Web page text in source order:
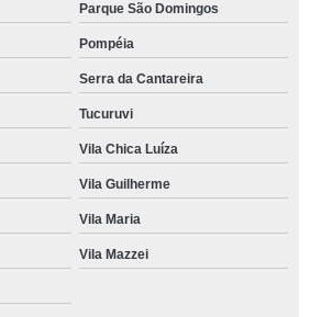
Parque São Domingos
Pompéia
Serra da Cantareira
Tucuruvi
Vila Chica Luíza
Vila Guilherme
Vila Maria
Vila Mazzei